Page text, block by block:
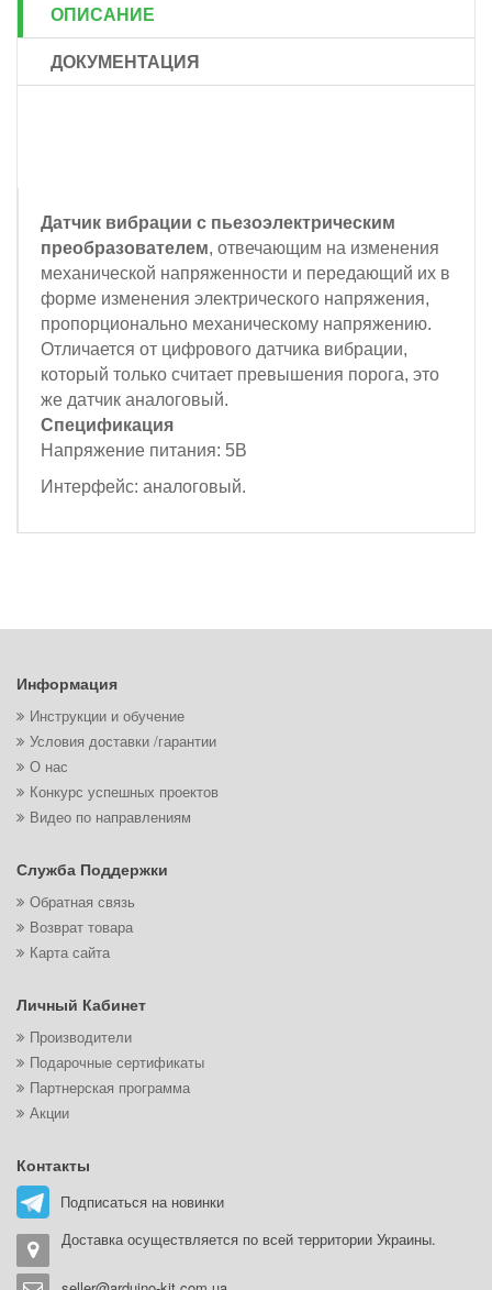
ОПИСАНИЕ
ДОКУМЕНТАЦИЯ
Датчик вибрации с пьезоэлектрическим
преобразователем, отвечающим на изменения
механической напряженности и передающий их в
форме изменения электрического напряжения,
пропорционально механическому напряжению.
Отличается от цифрового датчика вибрации,
который только считает превышения порога, это
же датчик аналоговый.
Спецификация
Напряжение питания: 5В
Интерфейс: аналоговый.
Информация
Инструкции и обучение
Условия доставки /гарантии
О нас
Конкурс успешных проектов
Видео по направлениям
Служба Поддержки
Обратная связь
Возврат товара
Карта сайта
Личный Кабинет
Производители
Подарочные сертификаты
Партнерская программа
Акции
Контакты
Подписаться на новинки
Доставка осуществляется по всей территории Украины.